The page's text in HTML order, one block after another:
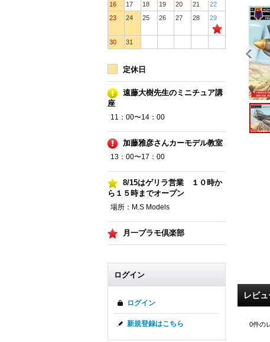
16 17 18 19 20 21
22
23
24 25 26 27 28 29
30 31
定休日
遠藤大樹先生のミニチュア講
座
11：00〜14：00
加藤雅彦さんカーモデル教室
13：00〜17：00
8/15はゲリラ営業 １０時か
ら１５時までオープン
場所：M.S Models
月一プラモ倶楽部
ログイン
ログイン
新規登録はこちら
レビ
0件の